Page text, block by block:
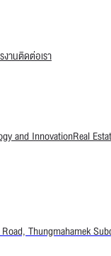
งานติดต่อเรา
and InnovationReal
Thungmahamek